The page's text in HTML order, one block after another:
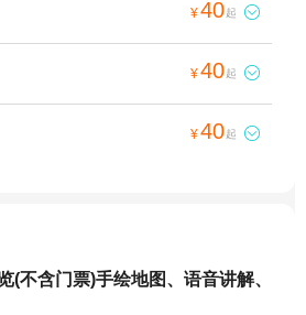
¥40起 
¥40起 
¥40起 
(不含门票)手绘地图、语音讲解、